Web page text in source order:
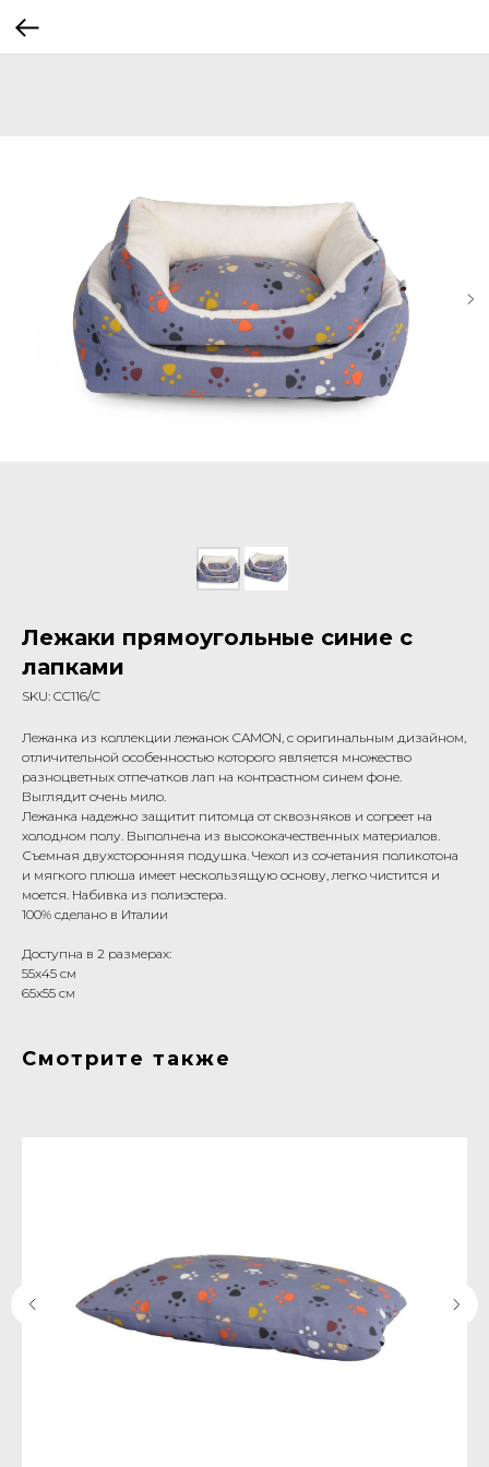
Лежаки прямоугольные синие с
лапками
SKU: CC116/C
Лежанка из коллекции лежанок CAMON, с оригинальным дизайном,
отличительной особенностью которого является множество
разноцветных отпечатков лап на контрастном синем фоне.
Выглядит очень мило.
Лежанка надежно защитит питомца от сквозняков и согреет на
холодном полу. Выполнена из высококачественных материалов.
Съемная двухсторонняя подушка. Чехол из сочетания поликотона
и мягкого плюша имеет нескользящую основу, легко чистится и
моется. Набивка из полиэстера.
100% сделано в Италии
Доступна в 2 размерах:
55x45 см
65x55 см
Смотрите также